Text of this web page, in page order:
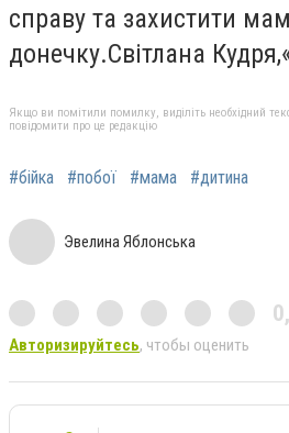
справу та захистити
донечку.Світлана
Якщо ви помітили помилку, виділіть необхідний
повідомити про це редакцію
#бійка #побої #мама #дитина
Эвелина Яблонська
Авторизируйтесь, чтобы оценить